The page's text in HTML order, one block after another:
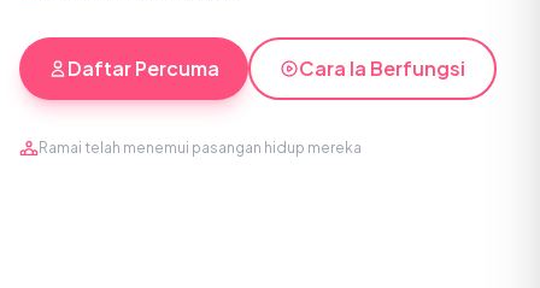
Daftar Percuma Cara Ia Berfungsi
Ramai telah menemui pasangan hidup mereka